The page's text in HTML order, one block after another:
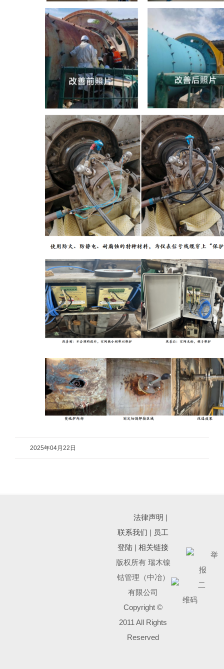
2025年04月22日
法律声明 |
联系我们 | 员工
登陆 |相关链接
版权所有 瑞木镍
钴管理（中冶）
有限公司
Copyright ©
2011 All Rights
Reserved